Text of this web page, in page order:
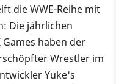
die WWE-Reihe mit
Die jährlichen
haben der
Wrestler im
Yuke's